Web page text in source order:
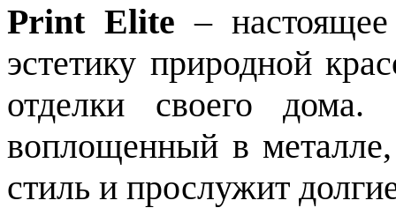
Print Elite –
эстетику природной
отделки своего дома.
воплощенный в
стиль и прослужит